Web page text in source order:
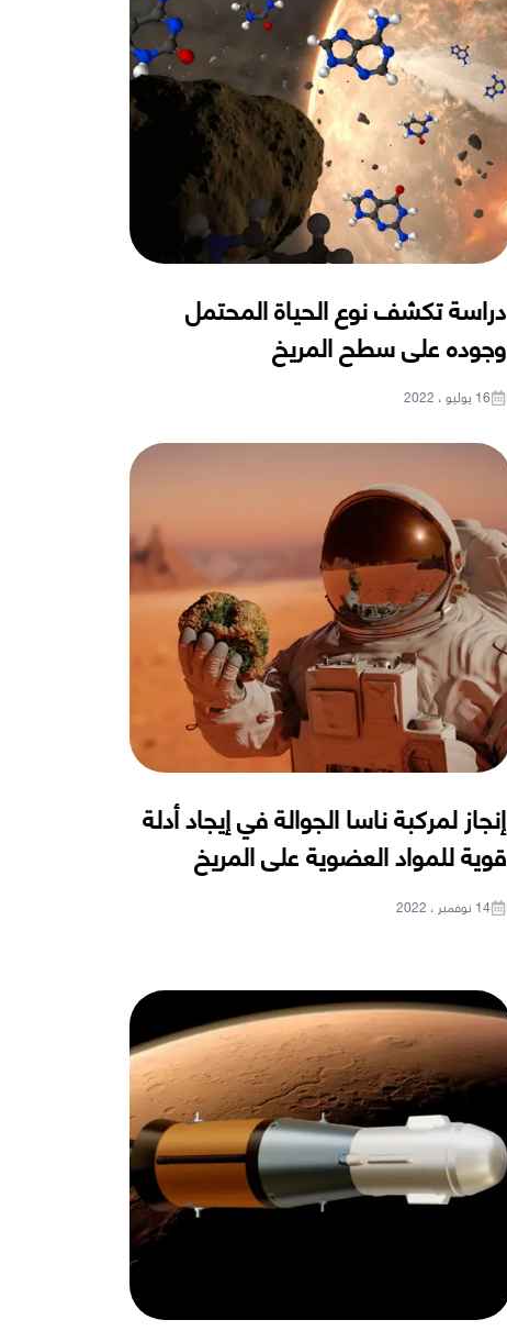
دراسة تكشف نوع الحياة المحتمل
وجوده على سطح المريخ
16 يوليو ، 2022
إنجاز لمركبة ناسا الجوالة في إيجاد أدلة
قوية للمواد العضوية على المريخ
14 نوفمبر ، 2022